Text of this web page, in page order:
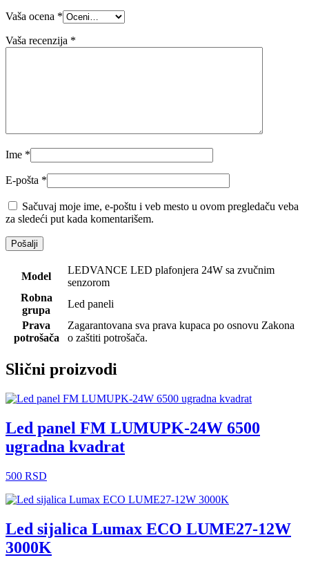
Vaša ocena *
Vaša recenzija *
Ime *
E-pošta *
Sačuvaj moje ime, e-poštu i veb mesto u ovom pregledaču veba
za sledeći put kada komentarišem.
Model
LEDVANCE LED plafonjera 24W sa zvučnim
senzorom
Robna
grupa
Led paneli
Prava
potrošača
Zagarantovana sva prava kupaca po osnovu Zakona
o zaštiti potrošača.
Slični proizvodi
Led panel FM LUMUPK-24W 6500
ugradna kvadrat
500 RSD
Led sijalica Lumax ECO LUME27-12W
3000K